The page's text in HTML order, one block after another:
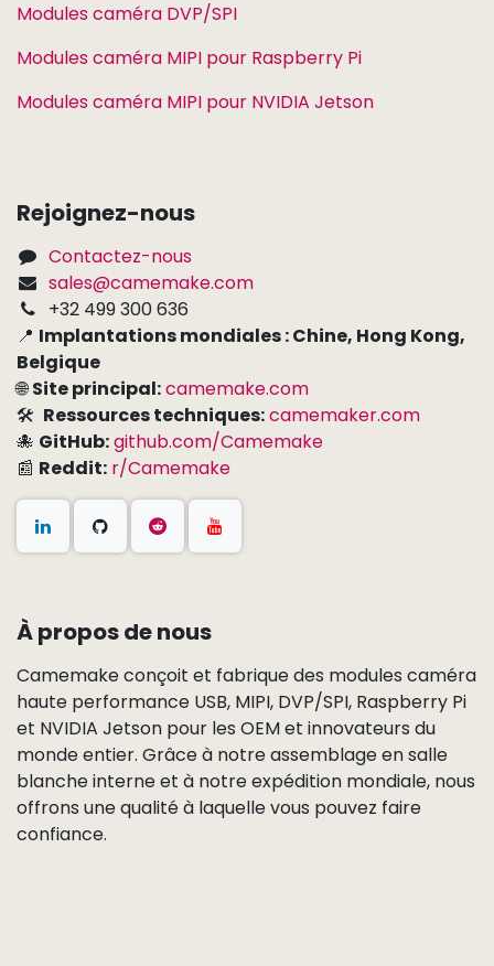
Modules caméra DVP/SPI
Modules caméra MIPI pour Raspberry Pi
Modules caméra MIPI pour NVIDIA Jetson
Rejoignez-nous
Contactez-nous
sales@camemake.com
+32 499 300 636
📍 Implantations mondiales : Chine, Hong Kong,
Belgique
🌐Site principal:camemake.com
🛠 Ressources techniques:camemaker.com
🐙 GitHub:github.com/Camemake
📰 Reddit: r/Camemake
À propos de nous
Camemake conçoit et fabrique des modules caméra
haute performance USB, MIPI, DVP/SPI, Raspberry Pi
et NVIDIA Jetson pour les OEM et innovateurs du
monde entier. Grâce à notre assemblage en salle
blanche interne et à notre expédition mondiale, nous
offrons une qualité à laquelle vous pouvez faire
confiance.